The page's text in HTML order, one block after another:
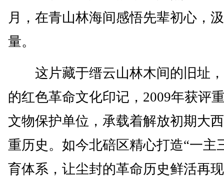
月，在青山林海间感悟先辈初心，
量。
这片藏于缙云山林木间的旧址，
的红色革命文化印记，2009年获评
文物保护单位，承载着解放初期大
重历史。如今北碚区精心打造“一主
育体系，让尘封的革命历史鲜活再